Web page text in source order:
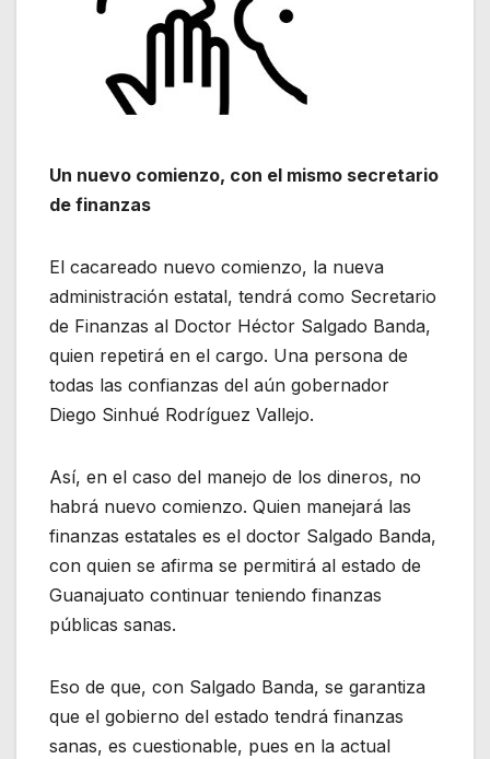
Un nuevo comienzo, con el mismo secretario
de finanzas
El cacareado nuevo comienzo, la nueva
administración estatal, tendrá como Secretario
de Finanzas al Doctor Héctor Salgado Banda,
quien repetirá en el cargo. Una persona de
todas las confianzas del aún gobernador
Diego Sinhué Rodríguez Vallejo.
Así, en el caso del manejo de los dineros, no
habrá nuevo comienzo. Quien manejará las
finanzas estatales es el doctor Salgado Banda,
con quien se afirma se permitirá al estado de
Guanajuato continuar teniendo finanzas
públicas sanas.
Eso de que, con Salgado Banda, se garantiza
que el gobierno del estado tendrá finanzas
sanas, es cuestionable, pues en la actual